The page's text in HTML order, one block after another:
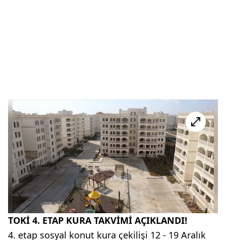
TOKİ 4. ETAP KURA TAKVİMİ AÇIKLANDI!
4. etap sosyal konut kura çekilişi 12 - 19 Aralık